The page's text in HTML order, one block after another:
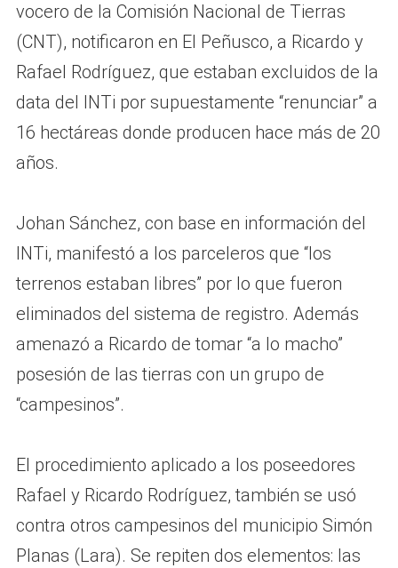
vocero de la Comisión Nacional de Tierras
(CNT), notificaron en El Peñusco, a Ricardo y
Rafael Rodríguez, que estaban excluidos de la
data del INTi por supuestamente “renunciar” a
16 hectáreas donde producen hace más de 20
años.
Johan Sánchez, con base en información del
INTi, manifestó a los parceleros que “los
terrenos estaban libres” por lo que fueron
eliminados del sistema de registro. Además
amenazó a Ricardo de tomar “a lo macho”
posesión de las tierras con un grupo de
“campesinos”.
El procedimiento aplicado a los poseedores
Rafael y Ricardo Rodríguez, también se usó
contra otros campesinos del municipio Simón
Planas (Lara). Se repiten dos elementos: las